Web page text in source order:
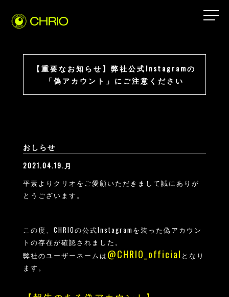
【重要なお知らせ】弊社公式Instagramの
「偽アカウント」にご注意ください
おしらせ
2021.04.19.月
平素よりクリオをご愛顧いただきまして誠にありが
とうございます。
この度、CHRIOの公式Instagramを装った偽アカウン
トの存在が確認されました。
弊社のユーザーネームは @CHRIO_official となり
ます。